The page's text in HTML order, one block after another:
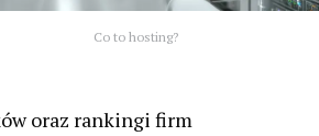
Co to hosting?
oraz rankingi firm